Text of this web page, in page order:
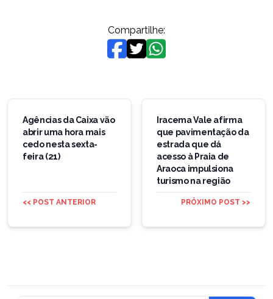
Compartilhe:
Navegação
Post
Agências da Caixa vão
abrir uma hora mais
cedo nesta sexta-
feira (21)
<< POST ANTERIOR
Iracema Vale afirma
que pavimentação da
estrada que dá
acesso à Praia de
Araoca impulsiona
turismo na região
PRÓXIMO POST >>